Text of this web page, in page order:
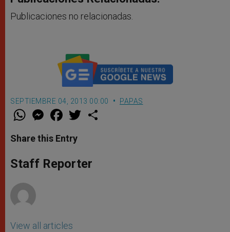
Publicaciones no relacionadas.
SEPTIEMBRE 04, 2013 00:00 PAPAS
W
t
s
p
p
M
e
s
e
g
e
F
a
e
b
o
k
w
r
Share this Entry
Staff Reporter
View all articles